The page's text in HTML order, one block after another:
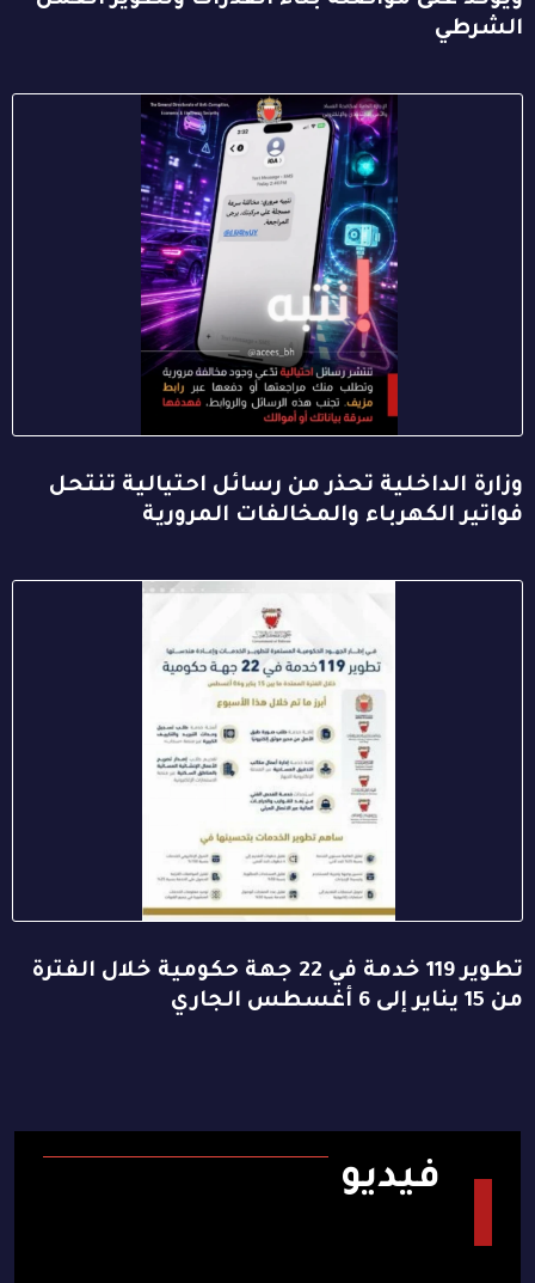
الشرطي
وزارة الداخلية تحذر من رسائل احتيالية تنتحل
فواتير الكهرباء والمخالفات المرورية
تطوير 119 خدمة في 22 جهة حكومية خلال الفترة
من 15 يناير إلى 6 أغسطس الجاري
فيديو